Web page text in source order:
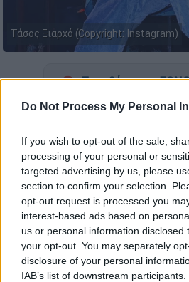
Do Not Process My Personal
If you wish to opt-out of the sale,
processing of your personal or
targeted advertising by us, please
section to confirm your selection.
opt-out request is processed you
interest-based ads based on
us or personal information disclosed
your opt-out. You may separately
disclosure of your personal
IAB’s list of downstream
Τάσος Ξιαρχό (Copyright: Instagram)
Προσθέστε το
έδωσε τη δική του εκδοχή
περιστατικό που τον
κρατητήριο.
σύλληψης για κατοχή
ότι όλα ξεκίνησαν από
σχετικά με προϊόντα
περιείχαν απλώς σήμανση
απαγορευμένες ουσίες.